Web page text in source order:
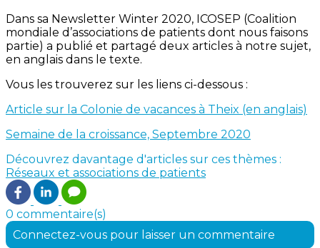
Dans sa Newsletter Winter 2020, ICOSEP (Coalition
mondiale d’associations de patients dont nous faisons
partie) a publié et partagé deux articles à notre sujet,
en anglais dans le texte.
Vous les trouverez sur les liens ci-dessous :
Article sur la Colonie de vacances à Theix (en anglais)
Semaine de la croissance, Septembre 2020
Découvrez davantage d'articles sur ces thèmes :
Réseaux et associations de patients
0 commentaire(s)
Connectez-vous pour laisser un commentaire